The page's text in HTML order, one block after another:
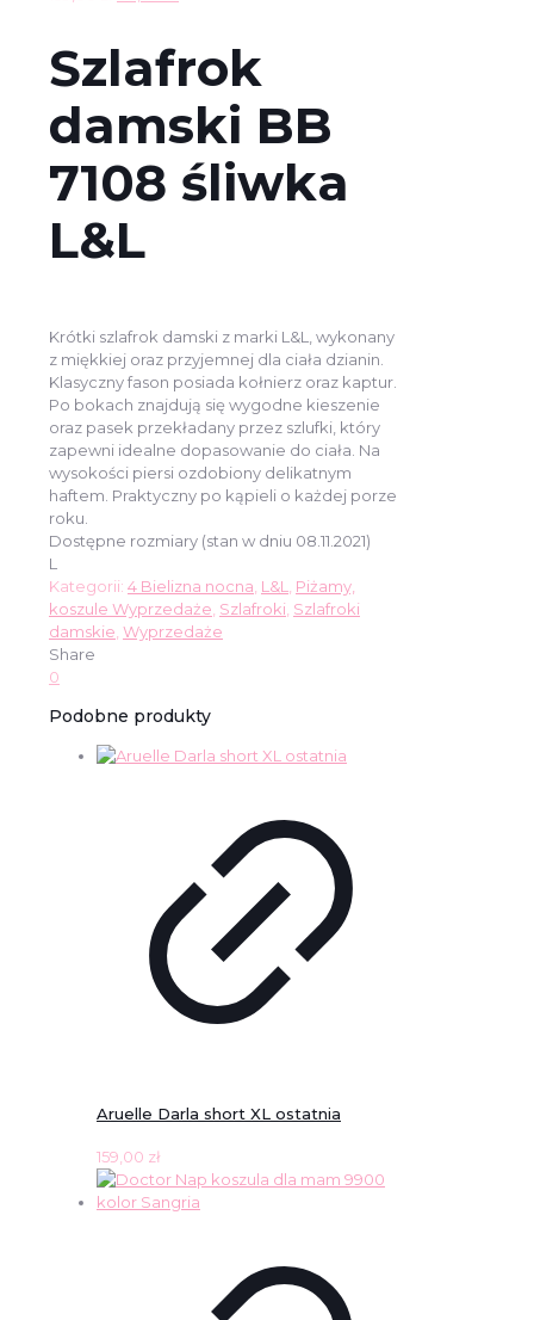
159,00 zł.89,00 zł.
Szlafrok
damski BB
7108 śliwka
L&L
Krótki szlafrok damski z marki L&L, wykonany
z miękkiej oraz przyjemnej dla ciała dzianin.
Klasyczny fason posiada kołnierz oraz kaptur.
Po bokach znajdują się wygodne kieszenie
oraz pasek przekładany przez szlufki, który
zapewni idealne dopasowanie do ciała. Na
wysokości piersi ozdobiony delikatnym
haftem. Praktyczny po kąpieli o każdej porze
roku.
Dostępne rozmiary (stan w dniu 08.11.2021)
L
Kategorii: 4 Bielizna nocna L&L
Piżamy,
koszule Wyprzedaże Szlafroki Szlafroki
damskie Wyprzedaże
Share
0
Podobne produkty
Aruelle Darla short XL ostatnia
159,00 zł